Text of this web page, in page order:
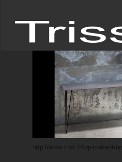
http://www.triss.fr/wp-content/